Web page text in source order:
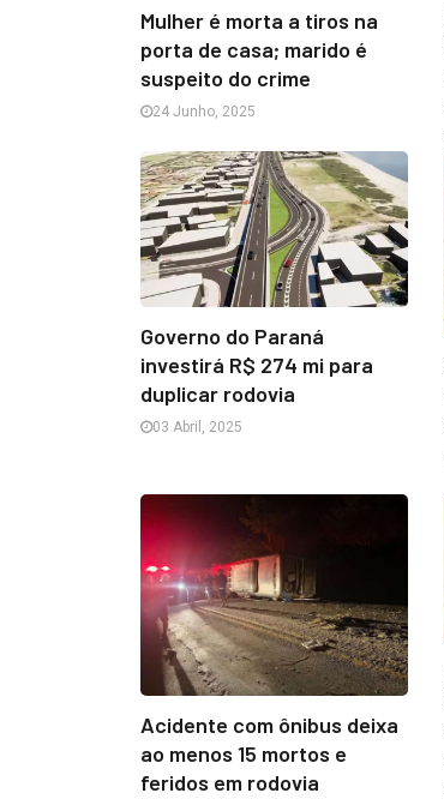
Mulher é morta a tiros na
porta de casa; marido é
suspeito do crime
24 Junho, 2025
Governo do Paraná
investirá R$ 274 mi para
duplicar rodovia
03 Abril, 2025
Acidente com ônibus deixa
ao menos 15 mortos e
feridos em rodovia